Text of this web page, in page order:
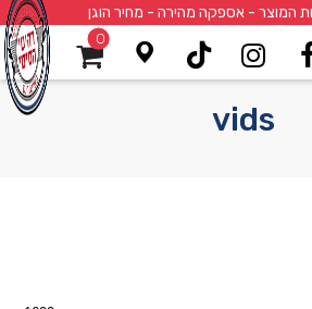
המוצר - אספקה מהירה - מחיר הוגן
0
vids